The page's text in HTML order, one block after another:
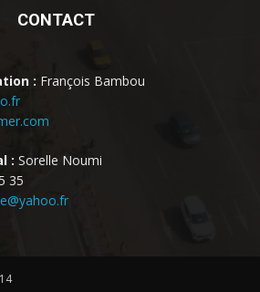
CONTACT
: François Bambou
: Sorelle Noumi
35